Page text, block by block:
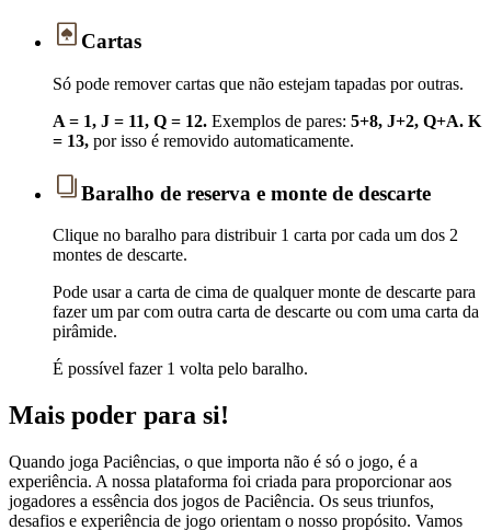
Cartas
Só pode remover cartas que não estejam tapadas por outras.
A = 1, J = 11, Q = 12. Exemplos de pares: 5+8, J+2, Q+A. K
= 13, por isso é removido automaticamente.
Baralho de reserva e monte de descarte
Clique no baralho para distribuir 1 carta por cada um dos 2
montes de descarte.
Pode usar a carta de cima de qualquer monte de descarte para
fazer um par com outra carta de descarte ou com uma carta da
pirâmide.
É possível fazer 1 volta pelo baralho.
Mais poder para si!
Quando joga Paciências, o que importa não é só o jogo, é a
experiência. A nossa plataforma foi criada para proporcionar aos
jogadores a essência dos jogos de Paciência. Os seus triunfos,
desafios e experiência de jogo orientam o nosso propósito. Vamos